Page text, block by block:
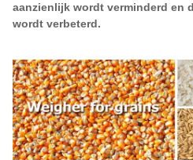
aanzienlijk wordt verminderd en
wordt verbeterd.